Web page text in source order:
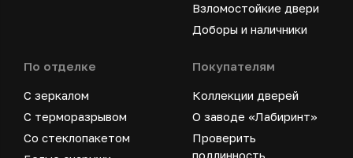
Взломостойкие двери
Доборы и наличники
По отделке
С зеркалом
С терморазрывом
Со стеклопакетом
Покупателям
Коллекции дверей
О заводе «Лабиринт»
Проверить
подлинность